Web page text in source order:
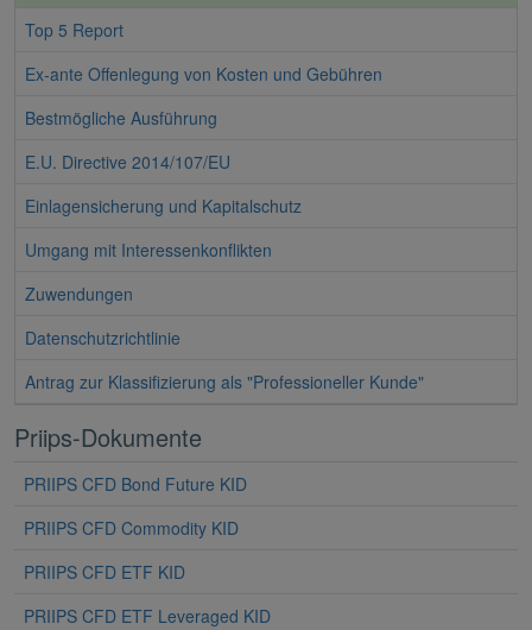
Top 5 Report
Ex-ante Offenlegung von Kosten und Gebühren
Bestmögliche Ausführung
E.U. Directive 2014/107/EU
Einlagensicherung und Kapitalschutz
Umgang mit Interessenkonflikten
Zuwendungen
Datenschutzrichtlinie
Antrag zur Klassifizierung als "Professioneller Kunde"
Priips-Dokumente
PRIIPS CFD Bond Future KID
PRIIPS CFD Commodity KID
PRIIPS CFD ETF KID
PRIIPS CFD ETF Leveraged KID